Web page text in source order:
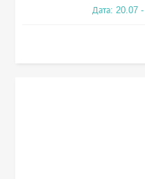
Дата: 20.07